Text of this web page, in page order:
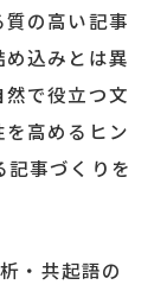
の高い記事
込みとは異
で役立つ文
高めるヒン
記事づくりを
・共起語の